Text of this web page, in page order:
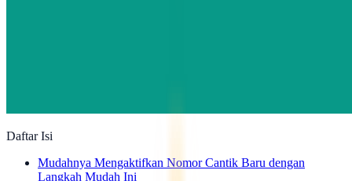
Daftar Isi
Mudahnya Mengaktifkan Nomor Cantik Baru dengan
Langkah Mudah Ini